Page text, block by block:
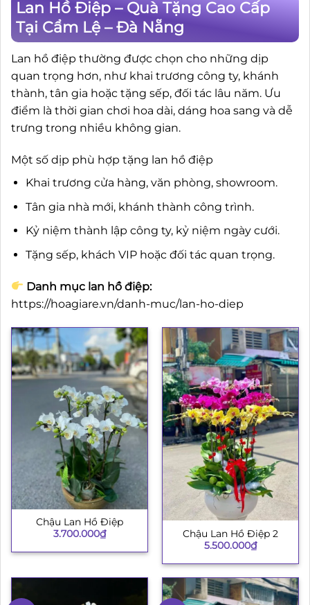
Lan Hồ Điệp – Quà Tặng Cao Cấp
Tại Cẩm Lệ – Đà Nẵng
Lan hồ điệp thường được chọn cho những dịp
quan trọng hơn, như khai trương công ty, khánh
thành, tân gia hoặc tặng sếp, đối tác lâu năm. Ưu
điểm là thời gian chơi hoa dài, dáng hoa sang và dễ
trưng trong nhiều không gian.
Một số dịp phù hợp tặng lan hồ điệp
Khai trương cửa hàng, văn phòng, showroom.
Tân gia nhà mới, khánh thành công trình.
Kỷ niệm thành lập công ty, kỷ niệm ngày cưới.
Tặng sếp, khách VIP hoặc đối tác quan trọng.
Danh mục lan hồ điệp:
https://hoagiare.vn/danh-muc/lan-ho-diep
Chậu Lan Hồ Điệp
3.700.000₫
Chậu Lan Hồ Điệp 2
5.500.000₫